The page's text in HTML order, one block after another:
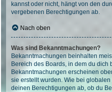
kannst oder nicht, hängt von den
vergebenen Berechtigungen ab.
Nach oben
Was sind Bekanntmachungen?
Bekanntmachungen beinhalten
Bereich des Boards, in dem du dich
Bekanntmachungen erscheinen
sie erstellt wurden. Wie bei
deinen Berechtigungen ab, ob du